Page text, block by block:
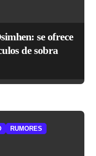
se ofrece
de sobra
RUMORES